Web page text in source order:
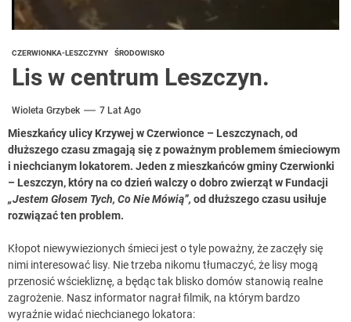
CZERWIONKA-LESZCZYNY ŚRODOWISKO
Lis w centrum Leszczyn.
Wioleta Grzybek 7 Lat Ago
Mieszkańcy ulicy Krzywej w Czerwionce – Leszczynach, od
dłuższego czasu zmagają się z poważnym problemem śmieciowym
i niechcianym lokatorem. Jeden z mieszkańców gminy Czerwionki
– Leszczyn, który na co dzień walczy o dobro zwierząt w Fundacji
„Jestem Głosem Tych, Co Nie Mówią”, od dłuższego czasu usiłuje
rozwiązać ten problem.
Kłopot niewywiezionych śmieci jest o tyle poważny, że zaczęły się
nimi interesować lisy. Nie trzeba nikomu tłumaczyć, że lisy mogą
przenosić wściekliznę, a będąc tak blisko domów stanowią realne
zagrożenie. Nasz informator nagrał filmik, na którym bardzo
wyraźnie widać niechcianego lokatora: